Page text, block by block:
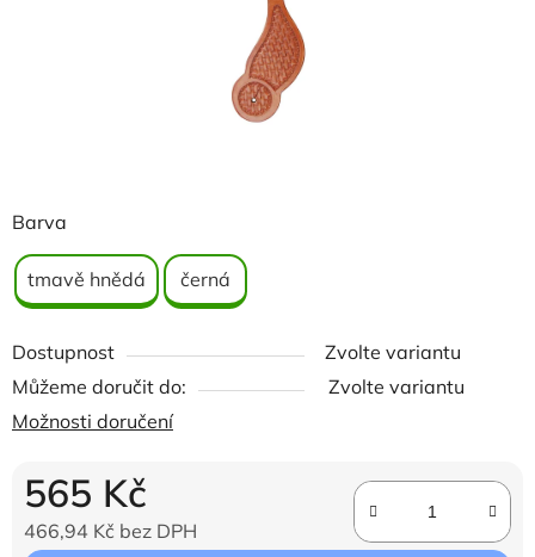
Barva
tmavě hnědá černá
Dostupnost
Zvolte variantu
Můžeme doručit do:
Zvolte variantu
Možnosti doručení
565 Kč
466,94 Kč bez DPH